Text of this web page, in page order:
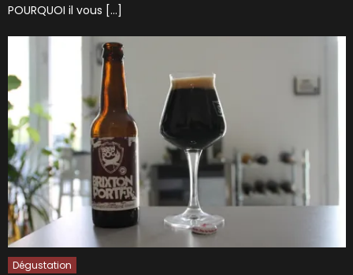
POURQUOI il vous […]
Dégustation